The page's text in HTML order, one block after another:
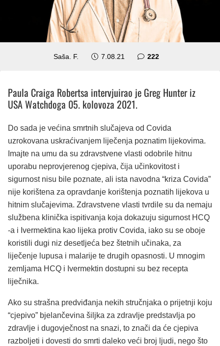
Saša. F. 7.08.21 222komentara
Paula Craiga Robertsa intervjuirao je Greg Hunter iz
USA Watchdoga 05. kolovoza 2021.
Do sada je većina smrtnih slučajeva od Covida
uzrokovana uskraćivanjem liječenja poznatim lijekovima.
Imajte na umu da su zdravstvene vlasti odobrile hitnu
uporabu neprovjerenog cjepiva, čija učinkovitost i
sigurnost nisu bile poznate, ali ista navodna “kriza Covida”
nije korištena za opravdanje korištenja poznatih lijekova u
hitnim slučajevima. Zdravstvene vlasti tvrdile su da nemaju
službena klinička ispitivanja koja dokazuju sigurnost HCQ
-a i Ivermektina kao lijeka protiv Covida, iako su se oboje
koristili dugi niz desetljeća bez štetnih učinaka, za
liječenje lupusa i malarije te drugih opasnosti. U mnogim
zemljama HCQ i Ivermektin dostupni su bez recepta
liječnika.
Ako su strašna predviđanja nekih stručnjaka o prijetnji koju
“cjepivo” bjelančevina šiljka za zdravlje predstavlja po
zdravlje i dugovječnost na snazi, to znači da će cjepiva
razboljeti i dovesti do smrti daleko veći broj ljudi, nego što